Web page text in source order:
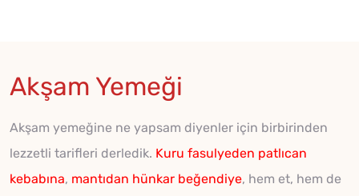
Akşam Yemeği
Akşam yemeğine ne yapsam diyenler için birbirinden
lezzetli tarifleri derledik. Kuru fasulyeden patlıcan
kebabına, mantıdan hünkar beğendiye, hem et, hem de